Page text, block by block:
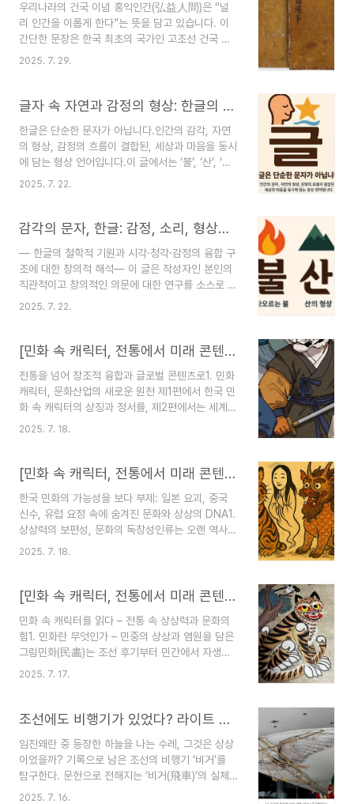
니다. 현대 냉장고처럼 얼음을 직접 만드는 기계는
아니고, 겨울에 만든 얼음을 오랫동안 보관하여 여
름에 꺼내 쓰는 저장고였죠.석빙고 외에 옛기록에는
나무로 만든 목빙고도 있었지만, 현재는 목빙고는
유사』에는 신라 유리왕(유리..
우리나라의 건국 이념 홍익인간(弘益人間)은 “널
리 인간을 이롭게 한다”는 뜻을 담고 있습니다. 이
간단한 문장은 한국 최초의 국가인 고조선 건국 과
정에서 세워진 국가의 근본 가치이자, 인류 보편의
가치는 세계 어디에서도 쉽게 찾아볼 수 없는 독창
닙니다. 한국의 교육 이념, 사회적 가치, 그리고 K-
컬처의 세계적 성공 속에서도 이 사상이 살아 숨쉬
고 있습니다. 1. 홍익인간 – 인류 보편적 가치의 선
포단군왕검은 고조선을 세우며 “널리 인간을 이롭
복과 조화를 목표로 ..
2025. 7. 29.
글자 속 자연과 감정의 형상: 한글의 새로운 발견 그 공감각의 예술
한글은 단순한 문자가 아닙니다.인간의 감각, 자연
의 형상, 감정의 흐름이 결합된, 세상과 마음을 동시
에 담는 형상 언어입니다.이 글에서는 ‘불’, ‘산’, ‘슬
픔’, ‘웃음’, ‘바람’, ‘강’, ‘별’ 7개의 단어를 중심으로,
🔥 불글자 구성: ㅂ + ㅜ + ㄹ형상 해석: ‘ㅂ’은 갇힌
꽃의 일렁임감정/감각: 격정, 위협, 생명력기호 해
석: 불은 정적인 글자 속의 폭발, 응축된 에너지의
상징🏔️ 산글자 구성: ㅅ + ㅏ + ㄴ형상 해석: ‘ㅅ’은
봉우리, ‘ㅏ’는 상승, ‘ㄴ’은 산자락감정/감각: 웅장
2025. 7. 22.
감각의 문자, 한글: 감정, 소리, 형상의 통합적 기호학
— 한글의 철학적 기원과 시각·청각·감정의 융합 구
조에 대한 창의적 해석— 이 글은 작성자인 본인의
직관적이고 창의적인 의문에 대한 연구를 소스로 해
서 작성된 글입니다. - by cocori(pre2w)— 이 글
의 논리인간은 세상을 인식하는 과정에서 시각, 청
시각 감각과 그에 따른 정서적 반응은 세계를 이해
하는 근본적 매개체다.이러한 감각을 소리로 표현하
고, 다시 소리를 글자라는 시각적 형태로 구현하려
는 시도는 인간 문명의 중요한 발전이었다.한글은
으며, ..
2025. 7. 22.
[민화 속 캐릭터, 전통에서 미래 콘텐츠로] 제3편: 한국 민화 캐릭터의 문화산업 활용 전략
전통을 넘어 창조적 융합과 글로벌 콘텐츠로1. 민화
캐릭터, 문화산업의 새로운 원천 제1편에서 한국 민
화 속 캐릭터의 상징과 정서를, 제2편에서는 세계
민화 캐릭터와의 비교를 통해 한국 민화의 독창적
떻게 실질적인 가치를 창출하고 글로벌 콘텐츠로 도
하고자 합니다.민화 캐릭터는 단순한 과거 유물이
아닙니다. 우리 민족의 집단적 상상력과 해학, 그리
고 길상(吉祥)의 염원이 응축된 살아있는 문화
DNA입니다. 이 독특한 유전자를 현대의 기술과 창
터 활용 분야: 전통의 ..
2025. 7. 18.
[민화 속 캐릭터, 전통에서 미래 콘텐츠로] 제2편: 세계 민화 속 캐릭터 비교 – 한국 민화의 가능성을 보다
한국 민화의 가능성을 보다 부제: 일본 요괴, 중국
신수, 유럽 요정 속에 숨겨진 문화와 상상의 DNA1.
상상력의 보편성, 문화의 독창성인류는 오랜 역사
속에서 자신들의 삶과 세계관, 그리고 상상력을 그
특유의 캐릭터들이 등장하며, 이는 단순한 그림을
언어라 할 수 있습니다.제1편에서 한국 민화 속 캐
릭터들의 다채로운 세계를 탐험했다면, 이번 제2편
에서는 시야를 넓혀 일본, 중국, 유럽 등 다른 문화
권의 대표적인 민화 및 민속 캐릭터들을 심층적으로
강점을 명..
2025. 7. 18.
[민화 속 캐릭터, 전통에서 미래 콘텐츠로] 제1편: 한국 민화 속 캐릭터의 세계 – 상징과 정서를 읽다
민화 속 캐릭터를 읽다 – 전통 속 상상력과 문화의
힘1. 민화란 무엇인가 – 민중의 상상과 염원을 담은
그림민화(民畵)는 조선 후기부터 민간에서 자생적
으로 발전한 회화 형식으로, 궁중화와 달리 서민들
의 상상력과 정서, 세계관을 시각적으로 표현한 문
산업에 응용 가능한 원형적 상상력의 저장소로 조상
들의 상상력이 남긴 문화자산 입니다.우리가 가장
잘 알고 있다고 생각하지만 우리 문화 자산으로 활
용하지 못한다면 처럼 외국 기업이 우리 문화를 활
2025. 7. 17.
조선에도 비행기가 있었다? 라이트 형제보다 300년 앞선 비거(飛車)의 기록
임진왜란 중 등장한 하늘을 나는 수레, 그것은 상상
이었을까? 기록으로 남은 조선의 비행기 ‘비거’를
탐구한다. 문헌으로 전해지는 ‘비거(飛車)’의 실체
와 의미현대 항공 기술의 시작은 1903년 라이트 형
2025. 7. 16.